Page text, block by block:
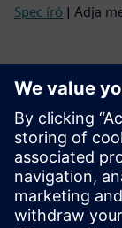
Spec író | Adja